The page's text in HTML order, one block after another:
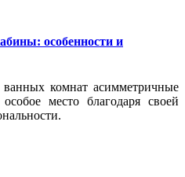
особенности и
комнат асимметричные
место благодаря своей